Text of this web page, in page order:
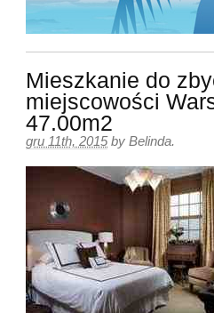
Mieszkanie do
miejscowości
47.00m2
gru 11th, 2015 by Belinda.